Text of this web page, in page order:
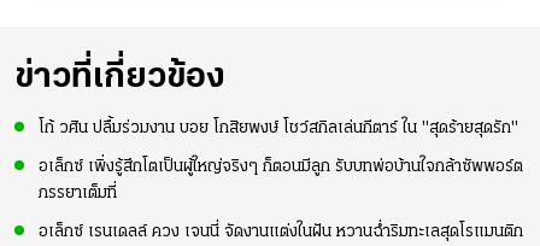
ข่าวที่เกี่ยวข้อง
โก้ วศิน ปลื้มร่วมงาน บอย โกสิยพงษ์ โชว์สกิลเล่นกีตาร์ ใน "สุดร้ายสุดรัก"
อเล็กซ์ เพิ่งรู้สึกโตเป็นผู้ใหญ่จริงๆ ก็ตอนมีลูก รับบทพ่อบ้านใจกล้าซัพพอร์ต
ภรรยาเต็มที่
อเล็กซ์ เรนเดลล์ ควง เจนนี่ จัดงานแต่งในฝัน หวานฉ่ำริมทะเลสุดโรแมนติก